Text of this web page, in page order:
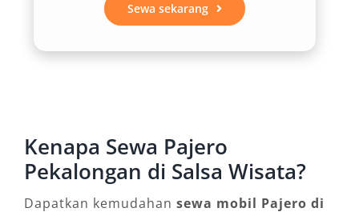
membuat Pajero sangat cocok digunakan
Tidak sedikit pengguna yang memilih sewa
menciptakan kesan prestisius dan profesional.
4. Fleksibel untuk Segala Medan
Sewa sekarang
Kenapa Sewa Pajero
Pekalongan di Salsa Wisata?
Dapatkan kemudahan sewa mobil Pajero di